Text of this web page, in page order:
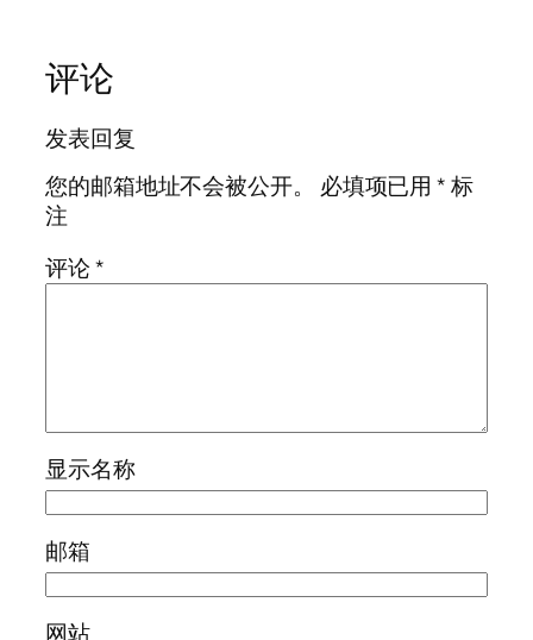
评论
发表回复
您的邮箱地址不会被公开。
必填项已用*标
注
评论*
显示名称
邮箱
网站